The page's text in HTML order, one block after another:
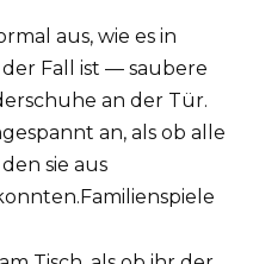
aus, wie es in
Fall ist — saubere
an der Tür.
an, als ob alle
sie aus